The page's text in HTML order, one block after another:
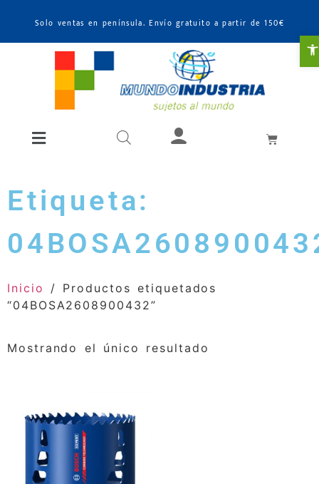
Solo ventas en península. Envío gratuito a partir de 150€
Etiqueta:
Inicio
/ Productos etiquetados
“04BOSA2608900432”
Mostrando el único resultado